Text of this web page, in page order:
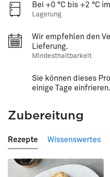
Bei +0 °C bis +2 °C
Lagerung
Wir empfehlen den
Lieferung.
Mindesthaltbarkeit
Sie können dieses
einige Tage einfrieren.
Zubereitung
Rezepte Wissenswertes